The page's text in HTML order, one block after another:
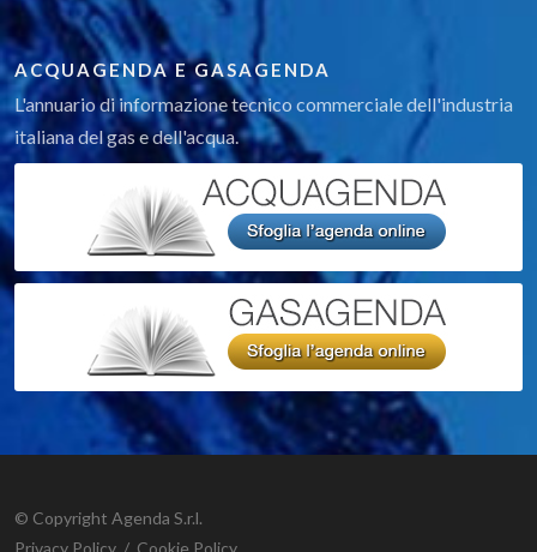
ACQUAGENDA E GASAGENDA
L'annuario di informazione tecnico commerciale dell'industria
italiana del gas e dell'acqua.
© Copyright Agenda S.r.l.
Privacy Policy / Cookie Policy